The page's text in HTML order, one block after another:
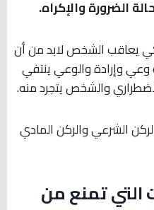
الضرورة والإكراه.
يعاقب الشخص لابد من أن
وعي وإرادة والوعي ينتفي
والشخص يتجرد منه.
الشرعي والركن المادي
التي تمنع من